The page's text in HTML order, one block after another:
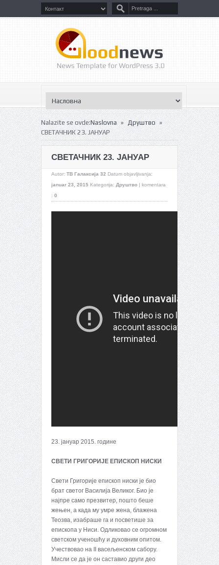
Nalazite se ovde:Naslovna » Друштво »
СВЕТАЧНИК 23. ЈАНУАР
СВЕТАЧНИК 23. ЈАНУАР
Autor: ТВ Галаксија 32 Datum objavljivanja:
januar 23, 2015 Kategorija: Друштво | komentara
: 0
23. јануар 2015. године
СВЕТИ ГРИГОРИЈЕ ЕПИСКОП НИСКИ
Свети Григорије епископ ниски је био
брат светог Василија Великог. Био је
најпре само презвитер, пошто беше
жењен, а када му умре жена, блажена
Теозва, изабраше га и посветише за
епископа у Ниси. Одликовао се огромном
светском ученошћу и духовним опитом.
Учествовао на II васељенском сабору.
Мисли се да је он саставио други део